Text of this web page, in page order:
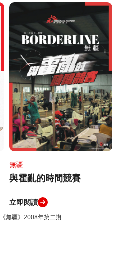
無疆
與霍亂的時間競賽
立即閱讀
《無疆》2008年第二期